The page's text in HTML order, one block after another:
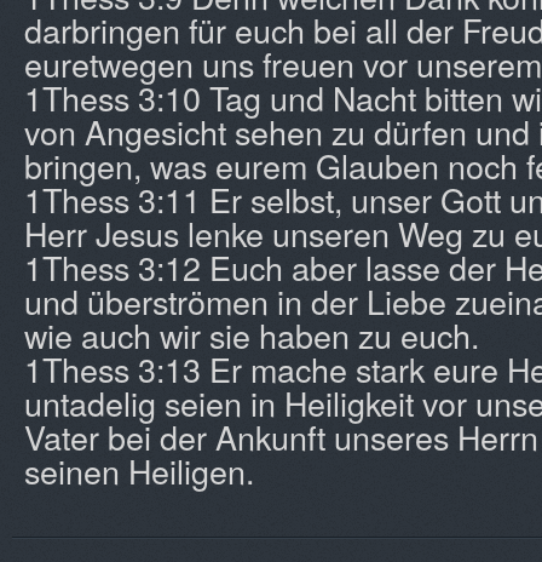
darbringen für euch bei all der
euretwegen uns freuen vor
1Thess 3:10 Tag und Nacht bitten
von Angesicht sehen zu dürfen
bringen, was eurem Glauben noch
1Thess 3:11 Er selbst, unser Gott
Herr Jesus lenke unseren Weg zu
1Thess 3:12 Euch aber lasse der
und überströmen in der Liebe
wie auch wir sie haben zu euch.
1Thess 3:13 Er mache stark eure
untadelig seien in Heiligkeit vor
Vater bei der Ankunft unseres
seinen Heiligen.